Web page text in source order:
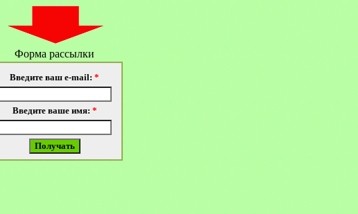
Форма рассылки
Введите ваш e-mail: *
Введите ваше имя: *